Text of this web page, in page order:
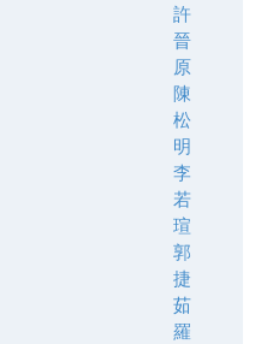
許
晉
原
陳
松
明
李
若
瑄
郭
捷
茹
羅